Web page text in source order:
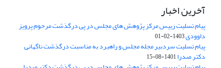
آخرین اخبار
پیام تسلیت رییس مرکز پژوهش های مجلس در پی درگذشت مرحوم پرویز
داوودی1403-02-01
پیام تسلیت سردبیر مجله مجلس و راهبرد به مناسبت درگذشت ناگهانی
دکتر صدرا1401-08-15